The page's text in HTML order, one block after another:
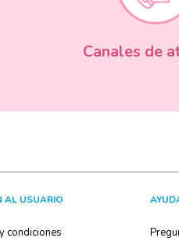
Canales de
AL USUARIO
condiciones